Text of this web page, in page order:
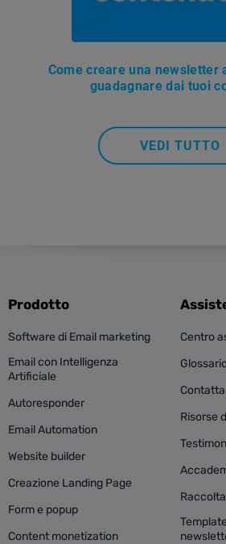
Come creare una newsletter
guadagnare dai tuoi
VEDI TUTTO
Prodotto
Software di Email marketing
Email con Intelligenza
Artificiale
Autoresponder
Email Automation
Website builder
Creazione Landing Page
Form e popup
Content monetization
Centro
Contatta
Risorse